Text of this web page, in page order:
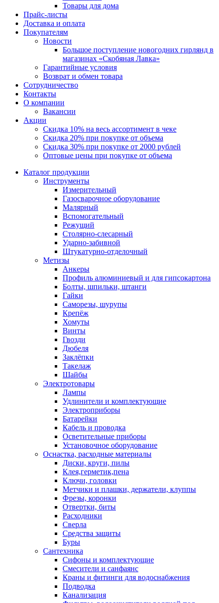
Товары для дома
Прайс-листы
Доставка и оплата
Покупателям
Новости
Большое поступление новогодних гирлянд в
магазинах «Скобяная Лавка»
Гарантийные условия
Возврат и обмен товара
Сотрудничество
Контакты
О компании
Вакансии
Акции
Скидка 10% на весь ассортимент в чеке
Скидка 20% при покупке от объема
Скидка 30% при покупке от 2000 рублей
Оптовые цены при покупке от объема
Каталог продукции
Инструменты
Измерительный
Газосварочное оборудование
Малярный
Вспомогательный
Режущий
Столярно-слесарный
Ударно-забивной
Штукатурно-отделочный
Метизы
Анкеры
Профиль алюминиевый и для гипсокартона
Болты, шпильки, штанги
Гайки
Саморезы, шурупы
Крепёж
Хомуты
Винты
Гвозди
Дюбеля
Заклёпки
Такелаж
Шайбы
Электротовары
Лампы
Удлинители и комплектующие
Электроприборы
Батарейки
Кабель и проводка
Осветительные приборы
Установочное оборудование
Оснастка, расходные материалы
Диски, круги, пилы
Клея,герметик,пена
Ключи, головки
Метчики и плашки, держатели, клуппы
Фрезы, коронки
Отвертки, биты
Расходники
Сверла
Средства защиты
Буры
Сантехника
Сифоны и комплектующие
Смесители и санфаянс
Краны и фитинги для водоснабжения
Подводка
Канализация